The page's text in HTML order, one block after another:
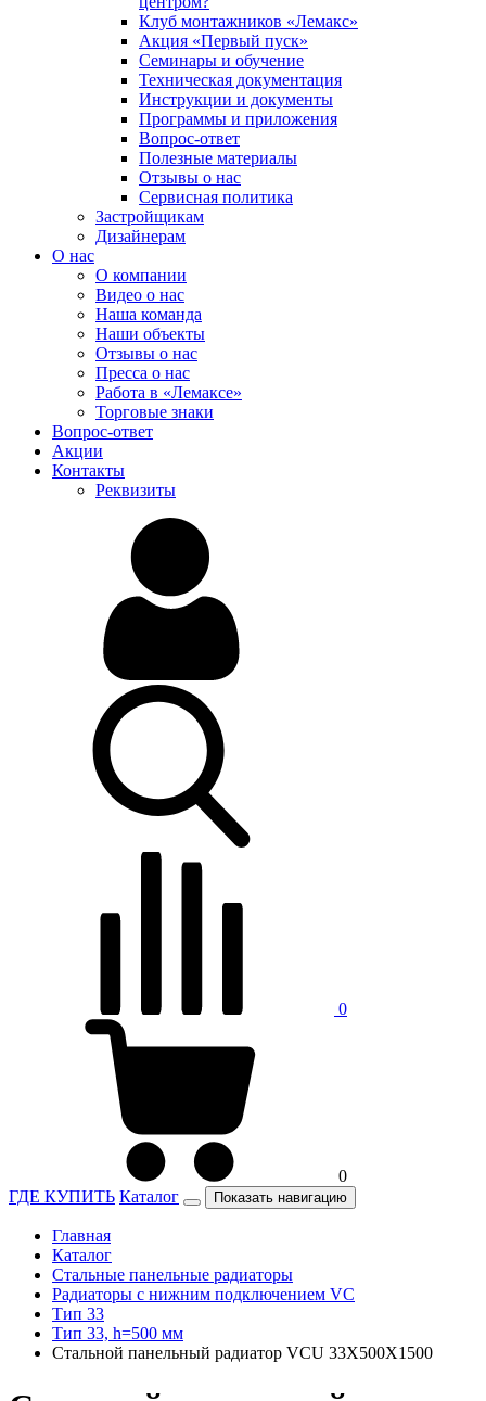
Клуб монтажников «Лемакс»
Акция «Первый пуск»
Семинары и обучение
Техническая документация
Инструкции и документы
Программы и приложения
Вопрос-ответ
Полезные материалы
Отзывы о нас
Сервисная политика
Застройщикам
Дизайнерам
О нас
О компании
Видео о нас
Наша команда
Наши объекты
Отзывы о нас
Пресса о нас
Работа в «Лемаксе»
Торговые знаки
Вопрос-ответ
Акции
Контакты
Реквизиты
0
0
ГДЕ КУПИТЬ Каталог Показать навигацию
Главная
Каталог
Стальные панельные радиаторы
Радиаторы c нижним подключением VC
Тип 33
Тип 33, h=500 мм
Стальной панельный радиатор VCU 33Х500X1500